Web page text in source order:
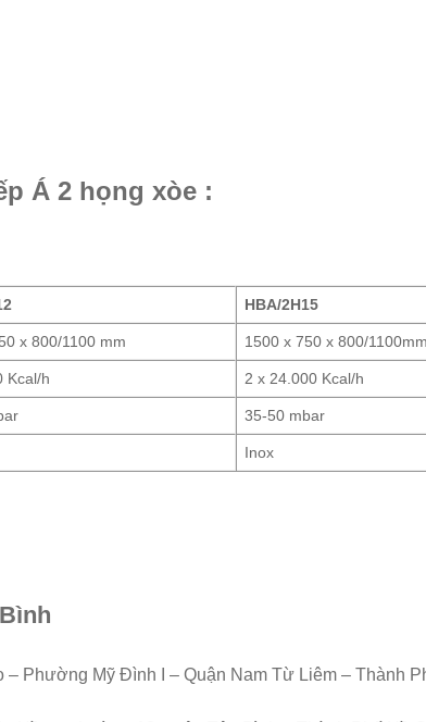
Á 2 họng xòe :
HBA/2H15
x 800/1100 mm 1500 x 750 x 800/1100mm
Kcal/h 2 x 24.000 Kcal/h
35-50 mbar
Inox
Phường Mỹ Đình I – Quận Nam Từ Liêm – Thành